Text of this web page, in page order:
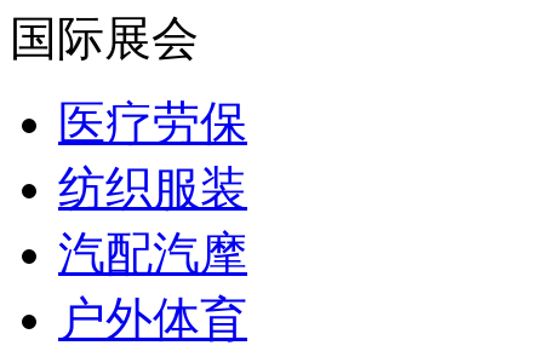
国际展会
医疗劳保
纺织服装
汽配汽摩
户外体育